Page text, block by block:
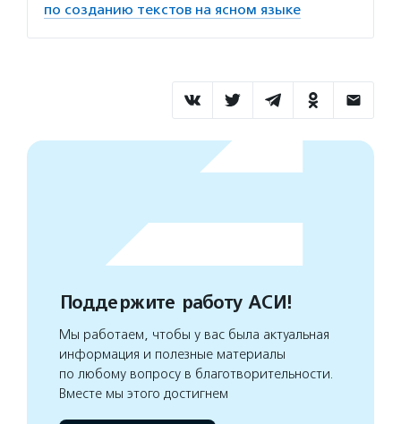
по созданию текстов на ясном языке
Поддержите работу АСИ!
Мы работаем, чтобы у вас была актуальная
информация и полезные материалы
по любому вопросу в благотворительности.
Вместе мы этого достигнем